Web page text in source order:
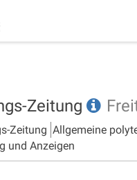
Zeitung
Zeitung Allgemeine
und Anzeigen